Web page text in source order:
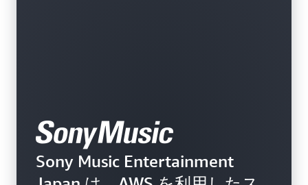
Sony Music Entertainment